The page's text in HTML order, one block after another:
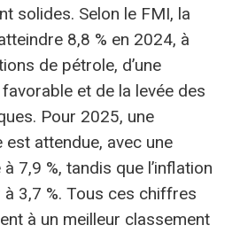
solides. Selon le FMI, la
8,8 % en 2024, à
de pétrole, d’une
et de la levée des
Pour 2025, une
attendue, avec une
7,9 %, tandis que l’inflation
3,7 %. Tous ces chiffres
à un meilleur classement